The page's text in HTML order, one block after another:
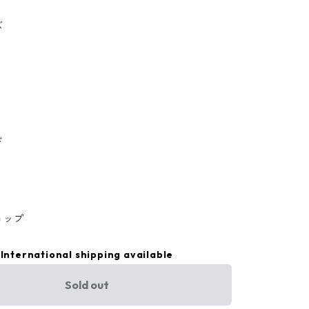
ップ
International shipping available
Sold out